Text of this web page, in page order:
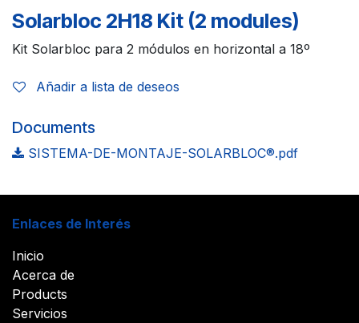
Solarbloc 2H18 Kit (2 modules)
Kit Solarbloc para 2 módulos en horizontal a 18º
Añadir a lista de deseos
Documents
SISTEMA-DE-MONTAJE-SOLARBLOC®.pdf
Enlaces de Interés
Inicio
Acerca de
Products
Servicios